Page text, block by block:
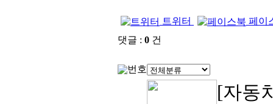
트위터
페이
댓글 : 0 건
번호
[자동